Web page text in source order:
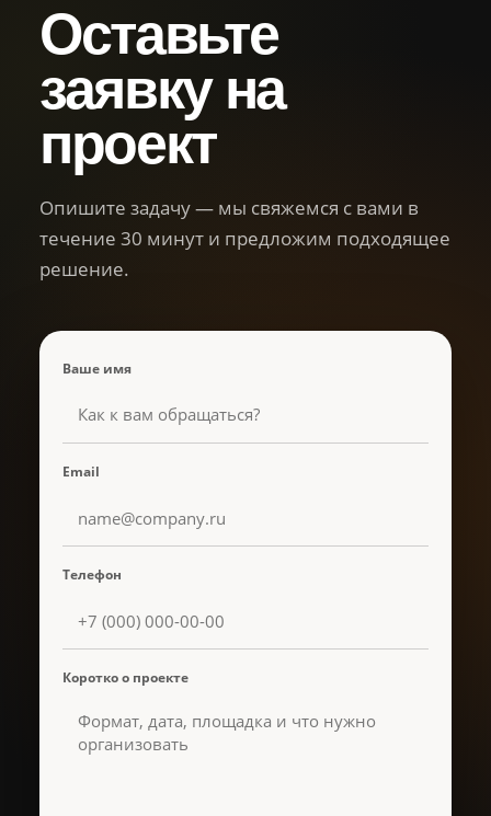
Оставьте
заявку на
проект
Опишите задачу — мы свяжемся с вами в
течение 30 минут и предложим подходящее
решение.
Ваше имя
Email
Телефон
Коротко о проекте